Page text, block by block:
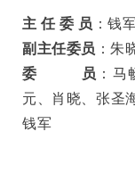
主 任 委 员 ：钱
副主任委员 ：朱
委 员 ： 马
元、肖晓、张圣
钱军